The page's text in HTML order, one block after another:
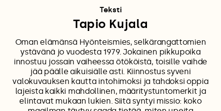
Teksti
Tapio Kujala
Oman elämänsä Hyönteismies, selkärangattomien
ystävänä jo vuodesta 1979. Jokainen pikkupoika
innostuu jossain vaiheessa ötököistä, toisille vaihde
jää päälle aikuisiälle asti. Kiinnostus syveni
valokuvauksen kautta intohimoksi ja tahdoksi oppia
lajeista kaikki mahdollinen, määritystuntomerkit ja
elintavat mukaan lukien. Siitä syntyi missio: koko